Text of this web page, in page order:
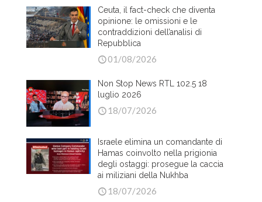
Ceuta, il fact-check che diventa
opinione: le omissioni e le
contraddizioni dell’analisi di
Repubblica
01/08/2026
Non Stop News RTL 102.5 18
luglio 2026
18/07/2026
Israele elimina un comandante di
Hamas coinvolto nella prigionia
degli ostaggi: prosegue la caccia
ai miliziani della Nukhba
18/07/2026